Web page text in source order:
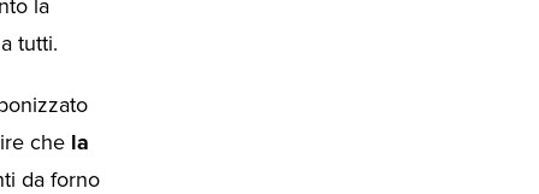
la
tutti.
che la
da forno